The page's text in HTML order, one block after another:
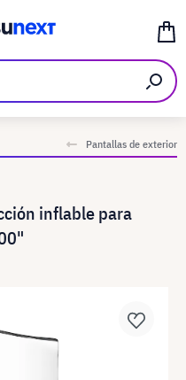
Pantallas de exterior
inflable para